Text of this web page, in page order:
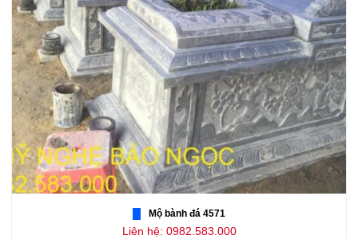
Mộ bành đá 4571
Liên hệ: 0982.583.000